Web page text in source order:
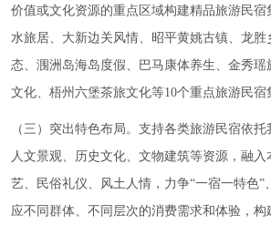
价值或文化资源的重点区域构建精品旅游民宿
水旅居、大新边关风情、昭平黄姚古镇、龙胜
态、涠洲岛海岛度假、巴马康体养生、金秀
文化、梧州六堡茶旅文化等10个重点旅游民宿
（三）突出特色布局。支持各类旅游民宿依托
人文景观、历史文化、文物建筑等资源，融
艺、民俗礼仪、风土人情，力争“一宿一特色”
应不同群体、不同层次的消费需求和体验，